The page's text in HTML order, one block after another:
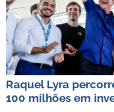
Raquel Lyra
100 milhões em